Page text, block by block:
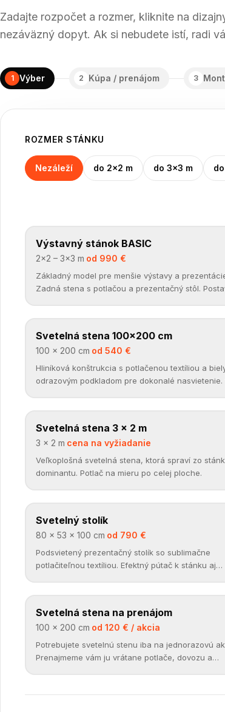
Zadajte rozpočet a rozmer, kliknite na
nezáväzný dopyt. Ak si nebudete istí, radi
1 Výber 2 Kúpa / prenájom 3
ROZMER STÁNKU
Nezáleží do 2×2 m do 3×3 m
VÝSTAVNÉ STÁNKY
Výstavný stánok BASIC
2×2 – 3×3 m od 990 €
Základný model pre menšie výstavy a
Zadná stena s potlačou a prezentačný stôl.
SVETELNÉ STENY
Svetelná stena 100×200 cm
100 × 200 cm od 540 €
Hliníková konštrukcia s potlačenou textíliou a
odrazovým podkladom pre dokonalé nasvietenie.
SVETELNÉ STENY
Svetelná stena 3 × 2 m
3 × 2 m cena na vyžiadanie
Veľkoplošná svetelná stena, ktorá spraví zo
dominantu. Potlač na mieru po celej ploche.
DOPLNKY
Svetelný stolík
80 × 53 × 100 cm od 790 €
Podsvietený prezentačný stolík so sublimačne
potlačiteľnou textíliou. Efektný pútač k stánku aj
PRENÁJOM
Svetelná stena na prenájom
100 × 200 cm od 120 € / akcia
Potrebujete svetelnú stenu iba na jednorazovú
Prenajmeme vám ju vrátane potlače, dovozu a